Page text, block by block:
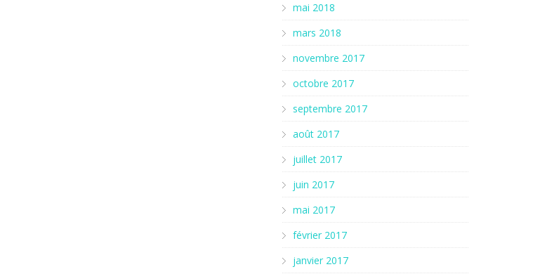
mai 2018
mars 2018
novembre 2017
octobre 2017
septembre 2017
août 2017
juillet 2017
juin 2017
mai 2017
février 2017
janvier 2017